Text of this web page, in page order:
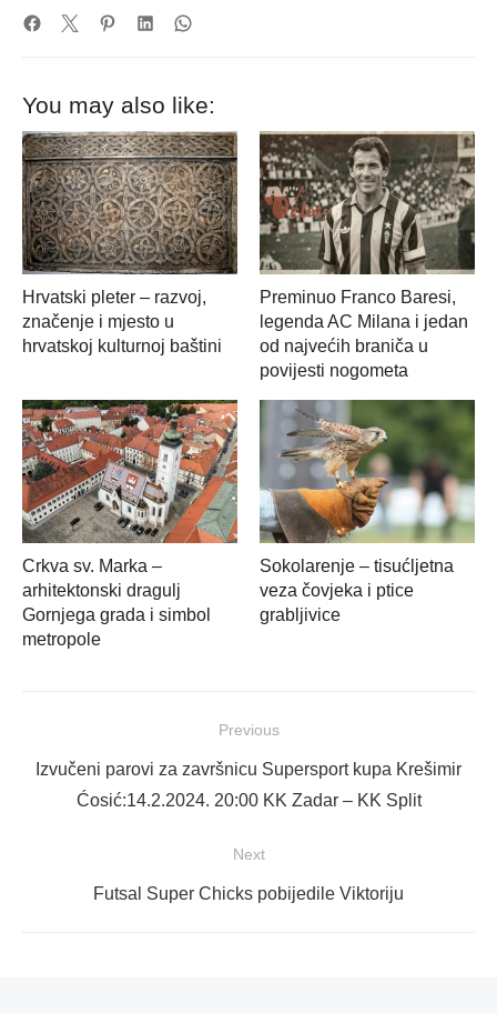
You may also like:
Hrvatski pleter – razvoj,
značenje i mjesto u
hrvatskoj kulturnoj baštini
Preminuo Franco Baresi,
legenda AC Milana i jedan
od najvećih braniča u
povijesti nogometa
Crkva sv. Marka –
arhitektonski dragulj
Gornjega grada i simbol
metropole
Sokolarenje – tisućljetna
veza čovjeka i ptice
grabljivice
objava
Previous
Previous
Izvučeni parovi za završnicu Supersport kupa Krešimir
Ćosić:14.2.2024. 20:00 KK Zadar – KK Split
Next
Next
Futsal Super Chicks pobijedile Viktoriju